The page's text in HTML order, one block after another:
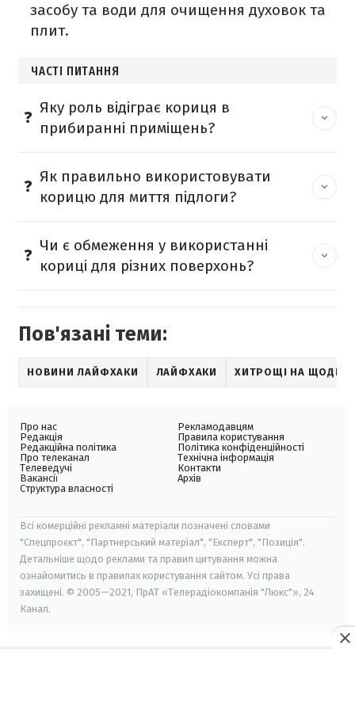
засобу та води для очищення духовок та
плит.
ЧАСТІ ПИТАННЯ
Яку роль відіграє кориця в
прибиранні приміщень?
Як правильно використовувати
корицю для миття підлоги?
Чи є обмеження у використанні
кориці для різних поверхонь?
Пов'язані теми:
НОВИНИ ЛАЙФХАКИ ЛАЙФХАКИ ХИТРОЩІ НА
Про нас
Редакція
Редакційна політика
Про телеканал
Телеведучі
Вакансії
Структура власності
Рекламодавцям
Правила користування
Політика конфіденційності
Технічна інформація
Контакти
Архів
Всі комерційні рекламні матеріали позначені словами
"Спецпроєкт", "Партнерський матеріал", "Експерт", "Позиція".
Детальніше щодо реклами та правил цитування можна
ознайомитись в правилах користування сайтом. Усі права
захищені. © 2005—2021, ПрАТ «Телерадіокомпанія "Люкс"», 24
Канал.